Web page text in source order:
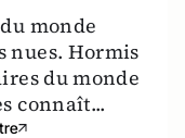
monde
nues. Hormis
du monde
connaît...